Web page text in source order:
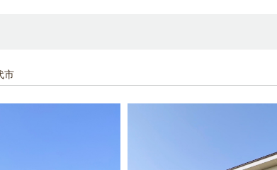
市